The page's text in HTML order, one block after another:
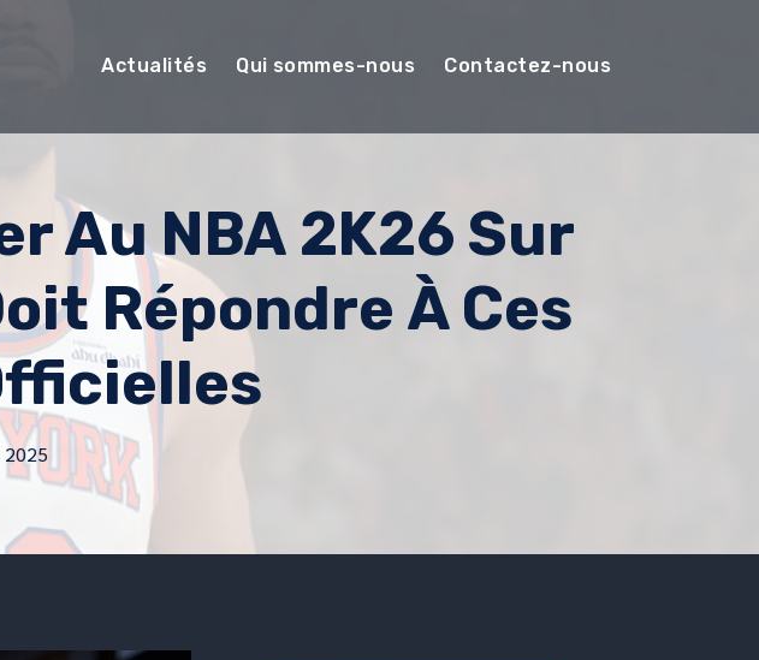
Actualités Qui sommes-nous Contactez-nous
Au NBA 2K26 Sur
Répondre À Ces
2025